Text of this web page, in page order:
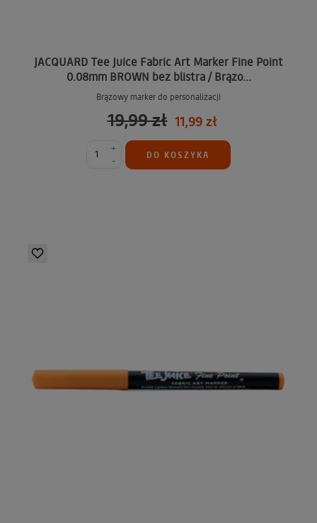
JACQUARD Tee Juice Fabric Art Marker Fine Point
0.08mm BROWN bez blistra / Brązo...
Brązowy marker do personalizacji
19,99 zł 11,99 zł
-
+
DO KOSZYKA